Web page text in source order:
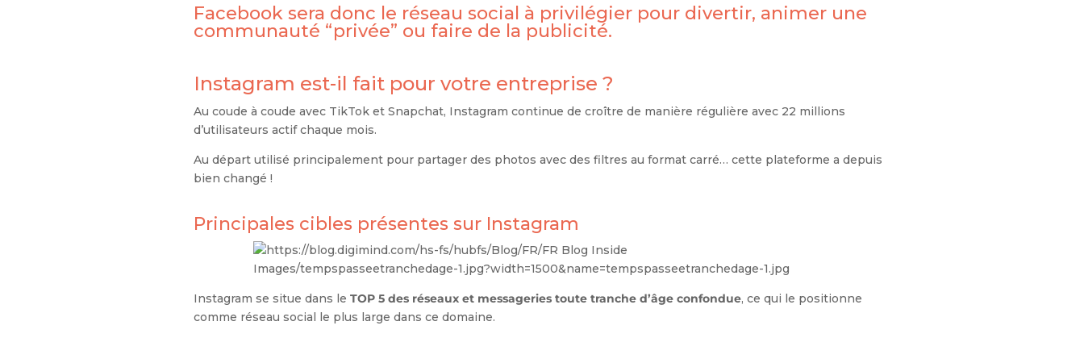
Facebook sera donc le réseau social à privilégier pour divertir, animer une
communauté “privée” ou faire de la publicité.
Instagram est-il fait pour votre entreprise ?
Au coude à coude avec TikTok et Snapchat, Instagram continue de croître de manière régulière avec 22 millions
d’utilisateurs actif chaque mois.
Au départ utilisé principalement pour partager des photos avec des filtres au format carré… cette plateforme a depuis
bien changé !
Principales cibles présentes sur Instagram
Instagram se situe dans le TOP 5 des réseaux et messageries toute tranche d’âge confondue, ce qui le positionne
comme réseau social le plus large dans ce domaine.